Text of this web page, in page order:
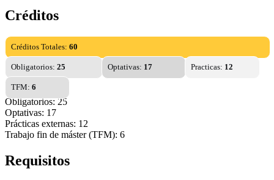
Créditos
Créditos Totales: 60
Obligatorios: 25 Optativas: 17 Practicas: 12
TFM: 6
Obligatorios: 25
Optativas: 17
Prácticas externas: 12
Trabajo fin de máster (TFM): 6
Requisitos